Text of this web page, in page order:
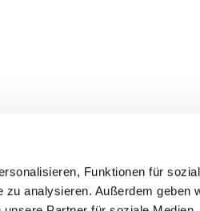
Funktionen für
zu analysieren. Außerdem geben
Flittard/Stammheim · Bonhoefferstr.